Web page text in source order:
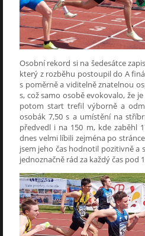
Osobní rekord si na šedesátce
který z rozběhu postoupil do A
s poměrně a viditelně znatelnou
s, což samo osobě evokovalo, že
potom start trefil výborně a
osobák 7,50 s a umístění na
předvedl i na 150 m, kde zaběhl
dnes velmi líbili zejména po
jsem jeho čas hodnotil pozitivně a
jednoznačně rád za každý čas pod